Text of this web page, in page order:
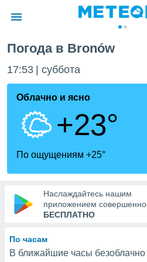
о
Вы можете
к этому
доступ
Погода в Bronów
17:53 суббота
Облачно и ясно
+23°
По ощущениям +25°
Наслаждайтесь нашим
приложением совершенно
БЕСПЛАТНО
По часам
В ближайшие часы безоблачно